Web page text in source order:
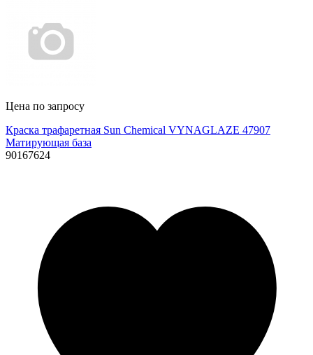
Цена по запросу
Краска трафаретная Sun Chemical VYNAGLAZE 47907
Матирующая база
90167624